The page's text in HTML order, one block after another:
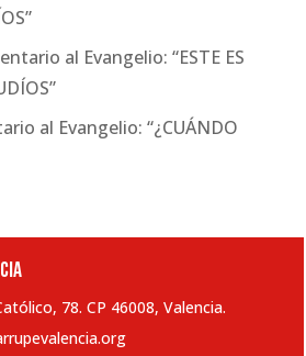
al Evangelio: “ESTE ES
al Evangelio: “¿CUÁNDO
78. CP 46008, Valencia.